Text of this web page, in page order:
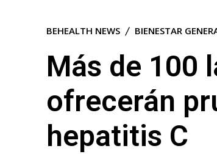
BEHEALTH NEWS BIENESTAR
Más de 100
ofrecerán
hepatitis C